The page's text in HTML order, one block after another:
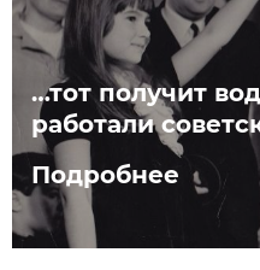
…тот получит
работали
Подробнее